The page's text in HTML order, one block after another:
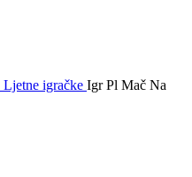
Ljetne igračke Igr Pl Mač Na